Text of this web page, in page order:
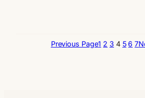
Previous Page1 2 3 4 5 6 7